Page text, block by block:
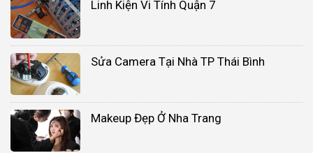
Linh Kiện Vi Tính Quận 7
Sửa Camera Tại Nhà TP Thái Bình
Makeup Đẹp Ở Nha Trang